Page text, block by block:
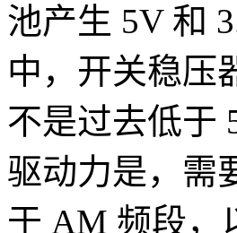
池产生 5V 和
中，开关稳压
不是过去低于
驱动力是，需
于 AM 频段，